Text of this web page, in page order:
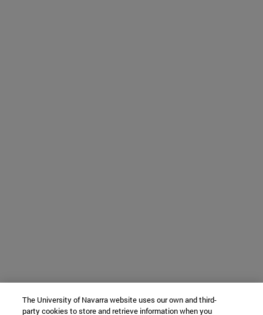
The University of Navarra website uses our own and third-
party cookies to store and retrieve information when you